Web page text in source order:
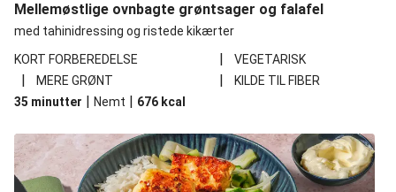
Mellemøstlige ovnbagte grøntsager og falafel
med tahinidressing og ristede kikærter
KORT FORBEREDELSE
| VEGETARISK
| MERE GRØNT |
KILDE TIL FIBER
35 minutter | Nemt | 676 kcal